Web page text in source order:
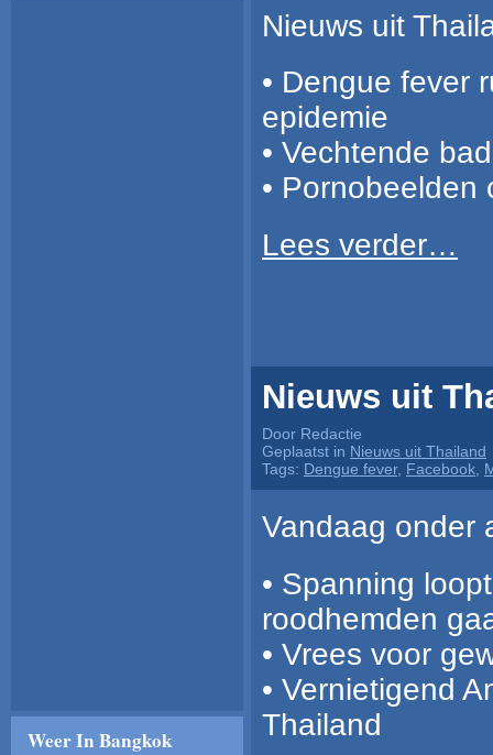
Weer In Bangkok
Nieuws uit
• Dengue fever
epidemie
• Vechtende
•
Lees verder…
Nieuws uit
Door Redactie
Geplaatst in Nieuws uit Thailand
Tags: Dengue fever, Facebook,
Vandaag onder
• Spanning
roodhemden
• Vrees voor
• Vernietigend
Thailand